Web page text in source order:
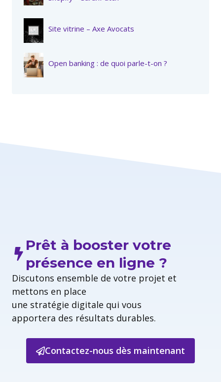
Site vitrine – Axe Avocats
Open banking : de quoi parle-t-on ?
Prêt à booster votre
présence en ligne ?
Discutons ensemble de votre projet et
mettons en place
une stratégie digitale qui vous
apportera des résultats durables.
Contactez-nous dès maintenant